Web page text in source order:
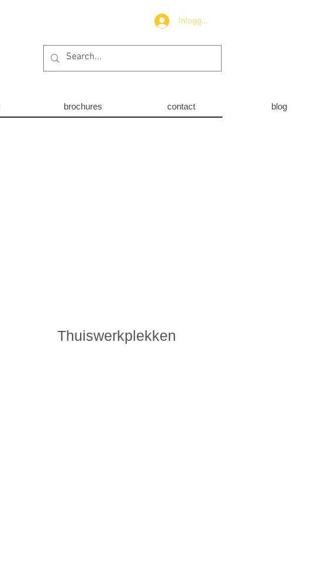
Inloggen
brochures contact blog
Thuiswerkplekken